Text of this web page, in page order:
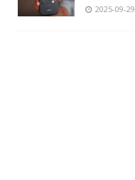
2025-09-29